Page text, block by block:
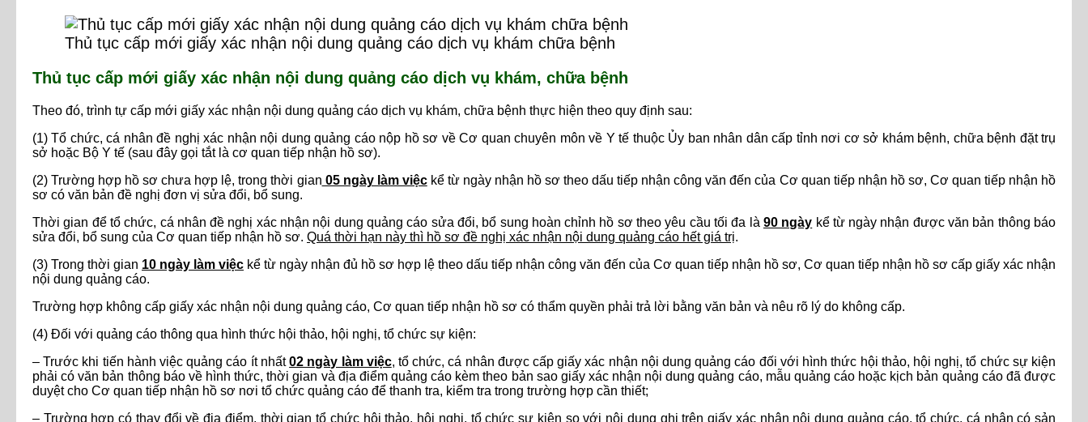
Thủ tục cấp mới giấy xác nhận nội dung quảng cáo dịch vụ khám chữa bệnh
Thủ tục cấp mới giấy xác nhận nội dung quảng cáo dịch vụ khám, chữa bệnh
Theo đó, trình tự cấp mới giấy xác nhận nội dung quảng cáo dịch vụ khám, chữa bệnh thực hiện theo quy định sau:
(1) Tổ chức, cá nhân đề nghị xác nhận nội dung quảng cáo nộp hồ sơ về Cơ quan chuyên môn về Y tế thuộc Ủy ban nhân dân cấp tỉnh nơi cơ sở khám bệnh, chữa bệnh đặt trụ
sở hoặc Bộ Y tế (sau đây gọi tắt là cơ quan tiếp nhận hồ sơ).
(2) Trường hợp hồ sơ chưa hợp lệ, trong thời gian 05 ngày làm việckể từ ngày nhận hồ sơ theo dấu tiếp nhận công văn đến của Cơ quan tiếp nhận hồ sơ, Cơ quan tiếp nhận hồ
sơ có văn bản đề nghị đơn vị sửa đổi, bổ sung.
Thời gian để tổ chức, cá nhân đề nghị xác nhận nội dung quảng cáo sửa đổi, bổ sung hoàn chỉnh hồ sơ theo yêu cầu tối đa là 90 ngày kể từ ngày nhận được văn bản thông báo
sửa đổi, bổ sung của Cơ quan tiếp nhận hồ sơ. Quá thời hạn này thì hồ sơ đề nghị xác nhận nội dung quảng cáo hết giá trị.
(3) Trong thời gian 10 ngày làm việc kể từ ngày nhận đủ hồ sơ hợp lệ theo dấu tiếp nhận công văn đến của Cơ quan tiếp nhận hồ sơ, Cơ quan tiếp nhận hồ sơ cấp giấy xác nhận
nội dung quảng cáo.
Trường hợp không cấp giấy xác nhận nội dung quảng cáo, Cơ quan tiếp nhận hồ sơ có thẩm quyền phải trả lời bằng văn bản và nêu rõ lý do không cấp.
(4) Đối với quảng cáo thông qua hình thức hội thảo, hội nghị, tổ chức sự kiện:
– Trước khi tiến hành việc quảng cáo ít nhất02 ngày làm việc, tổ chức, cá nhân được cấp giấy xác nhận nội dung quảng cáo đối với hình thức hội thảo, hội nghị, tổ chức sự kiện
phải có văn bản thông báo về hình thức, thời gian và địa điểm quảng cáo kèm theo bản sao giấy xác nhận nội dung quảng cáo, mẫu quảng cáo hoặc kịch bản quảng cáo đã được
duyệt cho Cơ quan tiếp nhận hồ sơ nơi tổ chức quảng cáo để thanh tra, kiểm tra trong trường hợp cần thiết;
– Trường hợp có thay đổi về địa điểm, thời gian tổ chức hội thảo, hội nghị, tổ chức sự kiện so với nội dung ghi trên giấy xác nhận nội dung quảng cáo, tổ chức, cá nhân có sản